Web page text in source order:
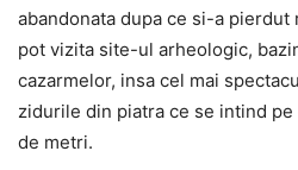
abandonata dupa ce si-a
pot vizita site-ul arheologic,
cazarmelor, insa cel mai
zidurile din piatra ce se intind
de metri.